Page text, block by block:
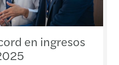
en ingresos